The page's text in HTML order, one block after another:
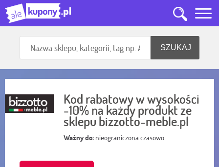
Kod rabatowy w wysokości
-10% na każdy produkt ze
sklepu bizzotto-meble.pl
Ważny do: nieograniczona czasowo